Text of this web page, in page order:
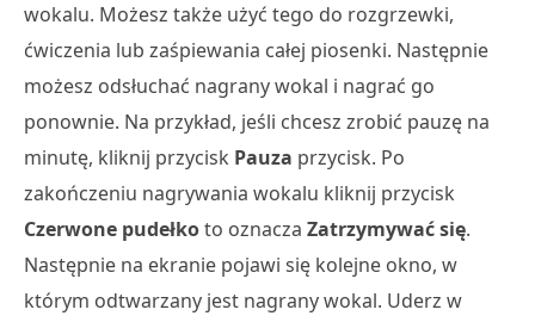
wokalu. Możesz także użyć tego do rozgrzewki,
ćwiczenia lub zaśpiewania całej piosenki. Następnie
możesz odsłuchać nagrany wokal i nagrać go
ponownie. Na przykład, jeśli chcesz zrobić pauzę na
minutę, kliknij przycisk Pauza przycisk. Po
zakończeniu nagrywania wokalu kliknij przycisk
Czerwone pudełkoto oznacza Zatrzymywać się.
Następnie na ekranie pojawi się kolejne okno, w
którym odtwarzany jest nagrany wokal. Uderz w